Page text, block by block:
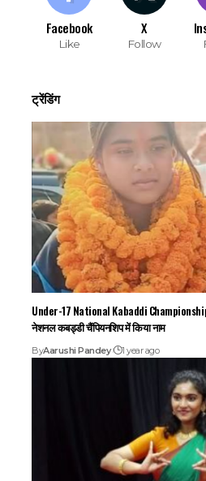
Facebook
Like
X
Follow
ट्रेंडिंग
Under-17 National Kabaddi
नेशनल कबड्डी चैंपियनशिप में किया नाम
ByAarushi Pandey 1 year ago